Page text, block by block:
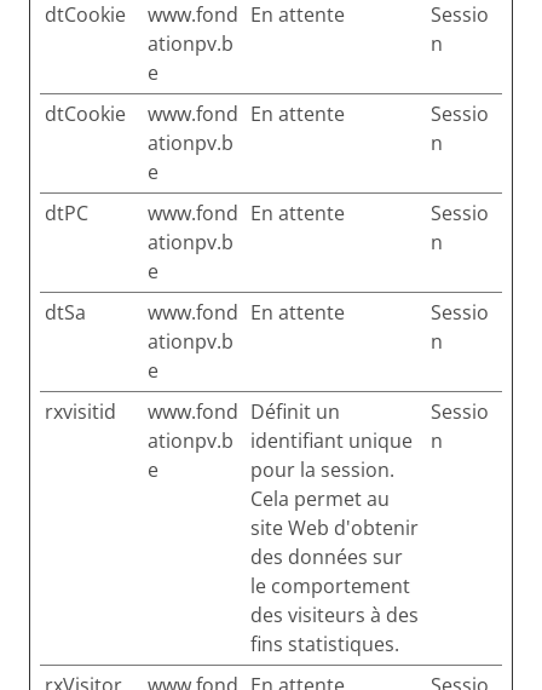
dtCookie
www.fond
ationpv.b
e
En attente
Sessio
n
dtCookie
www.fond
ationpv.b
e
En attente
Sessio
n
dtPC
www.fond
ationpv.b
e
En attente
Sessio
n
dtSa
www.fond
ationpv.b
e
En attente
Sessio
n
rxvisitid
www.fond
ationpv.b
e
Définit un
identifiant unique
pour la session.
Cela permet au
site Web d'obtenir
des données sur
le comportement
des visiteurs à des
fins statistiques.
Sessio
n